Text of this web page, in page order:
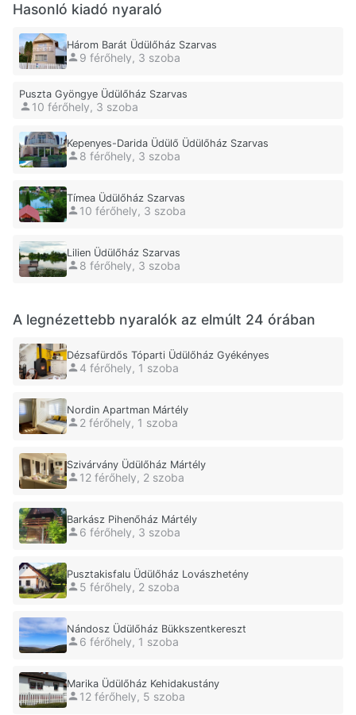
Hasonló kiadó nyaraló
Három Barát Üdülőház Szarvas
9 férőhely, 3 szoba
Puszta Gyöngye Üdülőház Szarvas
10 férőhely, 3 szoba
Kepenyes-Darida Üdülő Üdülőház Szarvas
8 férőhely, 3 szoba
Tímea Üdülőház Szarvas
10 férőhely, 3 szoba
Lilien Üdülőház Szarvas
8 férőhely, 3 szoba
A legnézettebb nyaralók az elmúlt 24 órában
Dézsafürdős Tóparti Üdülőház Gyékényes
4 férőhely, 1 szoba
Nordin Apartman Mártély
2 férőhely, 1 szoba
Szivárvány Üdülőház Mártély
12 férőhely, 2 szoba
Barkász Pihenőház Mártély
6 férőhely, 3 szoba
Pusztakisfalu Üdülőház Lovászhetény
5 férőhely, 2 szoba
Nándosz Üdülőház Bükkszentkereszt
6 férőhely, 1 szoba
Marika Üdülőház Kehidakustány
12 férőhely, 5 szoba